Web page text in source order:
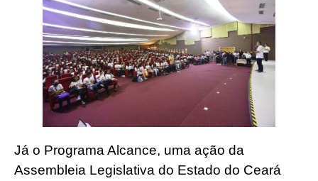
Já o Programa Alcance, uma ação da
Assembleia Legislativa do Estado do Ceará